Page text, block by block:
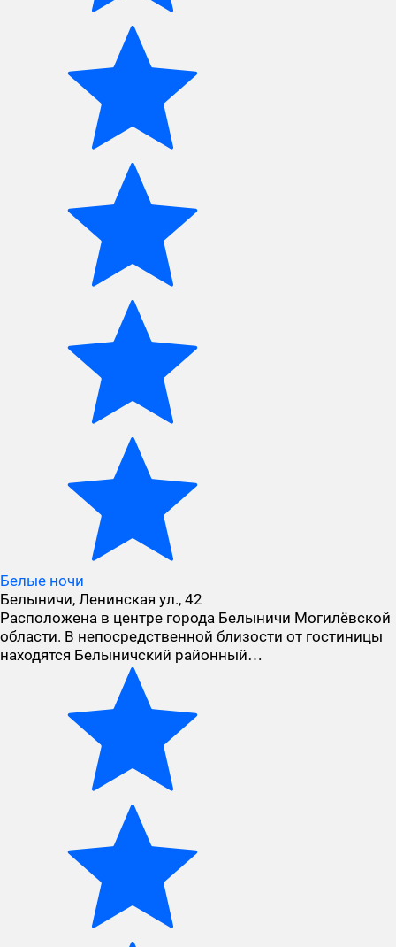
Белые ночи
Белыничи, Ленинская ул., 42
Расположена в центре города Белыничи Могилёвской
области. В непосредственной близости от гостиницы
находятся Белыничский районный…